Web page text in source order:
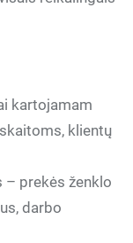
kartojamam
klientų
prekės ženklo
darbo